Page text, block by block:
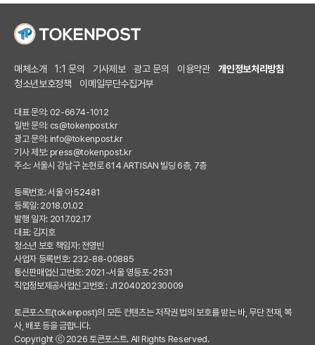
매체소개 1:1 문의 기사제보 광고 문의 이용약관
개인정보처리방침
청소년보호정책
이메일무단수집거부
대표 문의: 02-6674-1012
일반 문의: cs@tokenpost.kr
광고 문의: info@tokenpost.kr
기사 제보: press@tokenpost.kr
주소: 서울시 강남구 논현로 614 ARTISAN 빌딩 6층, 7층
등록번호: 서울 아 52481
등록일: 2018.01.02
발행 일자: 2017.02.17
대표: 김지호
청소년 보호 책임자: 전영빈
사업자 등록번호: 232-88-00885
통신판매업신고번호: 2021-서울 영등포-2531
직업정보제공사업신고번호 : J1204020230009
토큰포스트(tokenpost)의 모든 컨텐츠는 저작권 법의 보호를 받는 바, 무단 전재, 복
사, 배포 등을 금합니다.
Copyright ⓒ 2026 토큰포스트. All Rights Reserved.